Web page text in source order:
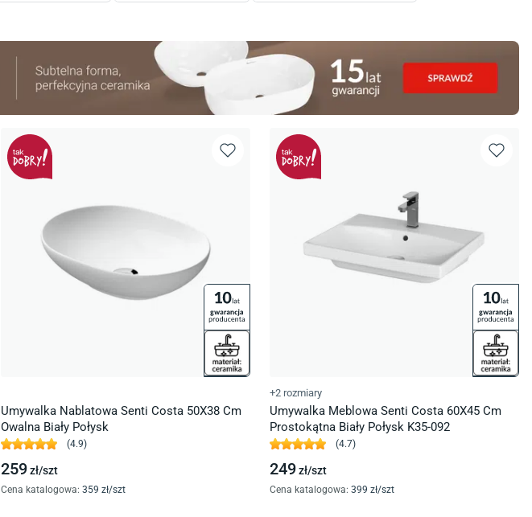
Umywalka Nablatowa Senti Costa 50X38 Cm
Owalna Biały Połysk
(4.9)
259zł/szt
Cena katalogowa: 359 zł/szt
+2 rozmiary
Umywalka Meblowa Senti Costa 60X45 Cm
Prostokątna Biały Połysk K35-092
(4.7)
249zł/szt
Cena katalogowa: 399 zł/szt